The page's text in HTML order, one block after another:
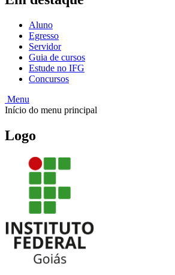
Aluno
Egresso
Servidor
Guia de cursos
Estude no IFG
Concursos
Menu
Início do menu principal
Logo